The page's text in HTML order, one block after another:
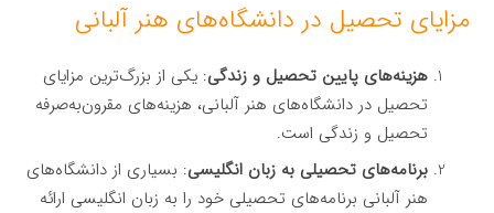
مزایای تحصیل در دانشگاه‌های هنر آلبانی
هزینه‌های پایین تحصیل و زندگی: یکی از بزرگ‌ترین مزایای
تحصیل در دانشگاه‌های هنر آلبانی، هزینه‌های مقرون‌به‌صرفه
تحصیل و زندگی است.
برنامه‌های تحصیلی به زبان انگلیسی: بسیاری از دانشگاه‌های
هنر آلبانی برنامه‌های تحصیلی خود را به زبان انگلیسی ارائه